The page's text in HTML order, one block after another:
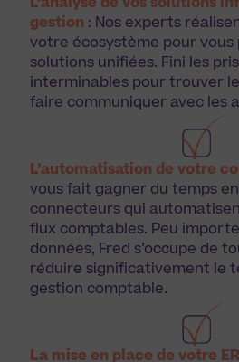
gestion : Nos experts
votre écosystème pour vous
solutions unifiées. Fini les
interminables pour trouver
faire communiquer avec les
L’automatisation de votre
vous fait gagner du temps
connecteurs qui
flux comptables. Peu
données, Fred s’occupe de
réduire significativement le
gestion comptable.
La mise en place de votre